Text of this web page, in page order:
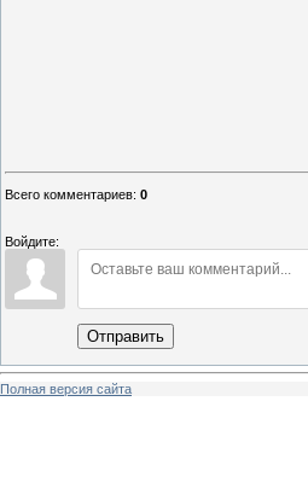
Всего комментариев: 0
Войдите:
Отправить
Полная версия сайта